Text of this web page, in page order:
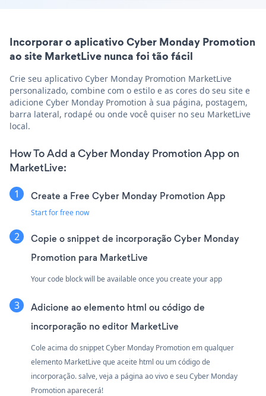
Incorporar o aplicativo Cyber Monday Promotion
ao site MarketLive nunca foi tão fácil
Crie seu aplicativo Cyber Monday Promotion MarketLive
personalizado, combine com o estilo e as cores do seu site e
adicione Cyber Monday Promotion à sua página, postagem,
barra lateral, rodapé ou onde você quiser no seu MarketLive
local.
How To Add a Cyber Monday Promotion App on
MarketLive:
Create a Free Cyber Monday Promotion App
Start for free now
Copie o snippet de incorporação Cyber Monday
Promotion para MarketLive
Your code block will be available once you create your app
Adicione ao elemento html ou código de
incorporação no editor MarketLive
Cole acima do snippet Cyber Monday Promotion em qualquer
elemento MarketLive que aceite html ou um código de
incorporação. salve, veja a página ao vivo e seu Cyber Monday
Promotion aparecerá!